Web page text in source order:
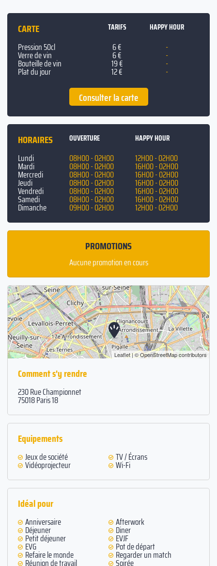
créer des souvenirs mémorables pour vosfêtes d'anniversaire,evjfet
rustique et minimaliste, allié à un service convivial, vous assure une
N'hésitez pas à faire une réservation, que ce soit pour quelques tables
ou pour une grande partie de notre établissement.
CARTE TARIFS HAPPY HOUR
Pression 50cl 6 € -
Verre de vin 6 € -
Bouteille de vin 19 € -
Plat du jour 12 € -
Consulter la carte
HORAIRES OUVERTURE HAPPY HOUR
Lundi 08H00 - 02H00 12H00 - 02H00
Mardi 08H00 - 02H00 16H00 - 02H00
Mercredi 08H00 - 02H00 16H00 - 02H00
Jeudi 08H00 - 02H00 16H00 - 02H00
Vendredi 08H00 - 02H00 16H00 - 02H00
Samedi 08H00 - 02H00 16H00 - 02H00
Dimanche 09H00 - 02H00 12H00 - 02H00
PROMOTIONS
Aucune promotion en cours
Leaflet| ©OpenStreetMapcontributors
Comment s'y rendre
230 Rue Championnet
75018 Paris 18
Equipements
Jeux de société TV / Écrans
Vidéoprojecteur Wi-Fi
Idéal pour
Anniversaire Afterwork
Déjeuner Diner
Petit déjeuner EVJF
EVG Pot de départ
Refaire le monde Regarder un match
Réunion de travail Soirée